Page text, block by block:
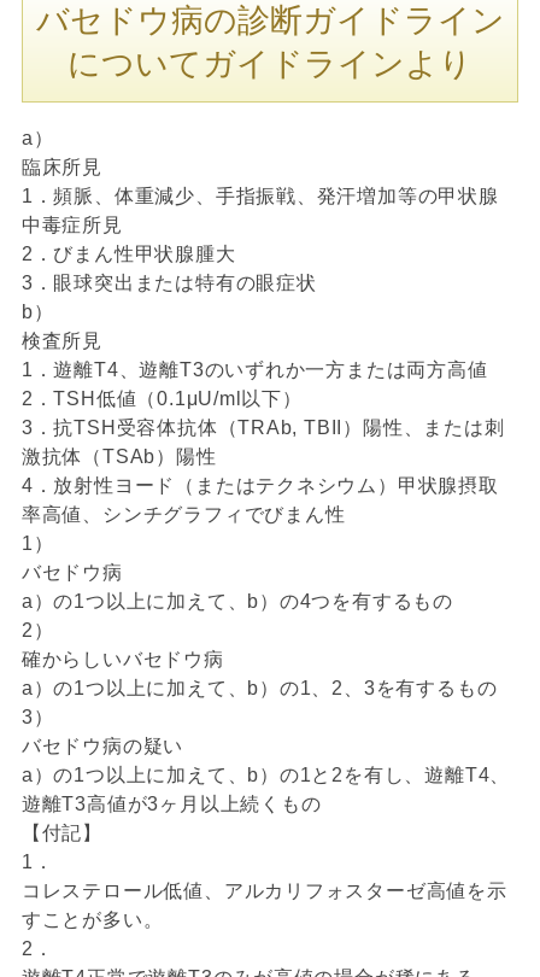
バセドウ病の診断ガイドライン
についてガイドラインより
a）
臨床所見
1．頻脈、体重減少、手指振戦、発汗増加等の甲状腺
中毒症所見
2．びまん性甲状腺腫大
3．眼球突出または特有の眼症状
b）
検査所見
1．遊離T4、遊離T3のいずれか一方または両方高値
2．TSH低値（0.1μU/ml以下）
3．抗TSH受容体抗体（TRAb, TBII）陽性、または刺
激抗体（TSAb）陽性
4．放射性ヨード（またはテクネシウム）甲状腺摂取
率高値、シンチグラフィでびまん性
1）
バセドウ病
a）の1つ以上に加えて、b）の4つを有するもの
2）
確からしいバセドウ病
a）の1つ以上に加えて、b）の1、2、3を有するもの
3）
バセドウ病の疑い
a）の1つ以上に加えて、b）の1と2を有し、遊離T4、
遊離T3高値が3ヶ月以上続くもの
【付記】
1．
コレステロール低値、アルカリフォスターゼ高値を示
すことが多い。
2．